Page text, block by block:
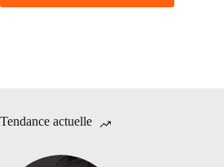
Tendance actuelle